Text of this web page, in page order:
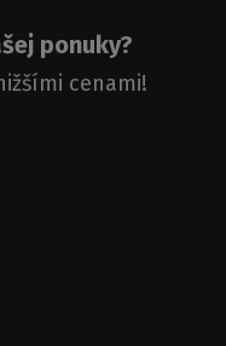
ponuky?
cenami!